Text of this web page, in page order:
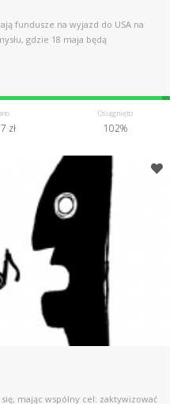
fundusze na wyjazd do USA na
gdzie 18 maja będą
zł
Osiągnięto
102%
mając wspólny cel: zaktywizować